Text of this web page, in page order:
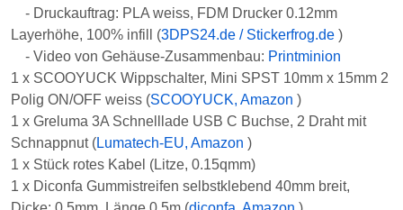
Polig ON/OFF weiss ( SCOOYUCK, Amazon )
1 x Greluma 3A Schnelllade USB C Buchse, 2 Draht mit
Schnappnut (Lumatech-EU, Amazon )
1 x Stück rotes Kabel (Litze, 0.15qmm)
1 x Diconfa Gummistreifen selbstklebend 40mm breit,
Dicke: 0,5mm, Länge 0.5m ( diconfa, Amazon
)
2 x Diconfa Rundstahl S355 J2+C - Ø 30mm x 10mm
(diconfa, Amazon )
Powerbank und Verbindungskabel: